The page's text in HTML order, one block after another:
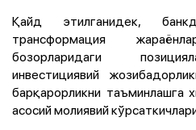
Қайд этилганидек,
трансформация
бозорларидаги
инвестициявий
барқарорликни таъминлашга
асосий молиявий